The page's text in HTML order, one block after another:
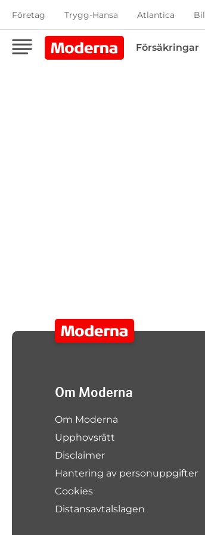
Företag Trygg-Hansa Atlantica
Försäkringar
Om Moderna
Om Moderna
Upphovsrätt
Disclaimer
Hantering av personuppgifter
Cookies
Distansavtalslagen